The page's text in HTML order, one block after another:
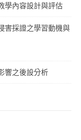
學內容設計與評估
害採證之學習動機與
響之後設分析